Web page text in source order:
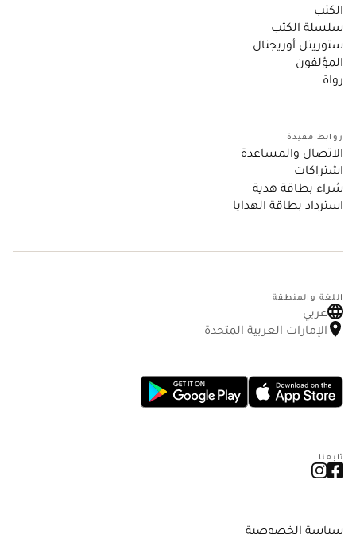
الكتب
سلسلة الكتب
ستوريتل أوريجنال
المؤلفون
رواة
روابط مفيدة
الاتصال والمساعدة
اشتراكات
شراء بطاقة هدية
استرداد بطاقة الهدايا
اللغة والمنطقة
عربي
الإمارات العربية المتحدة
تابعنا
سياسة الخصوصية